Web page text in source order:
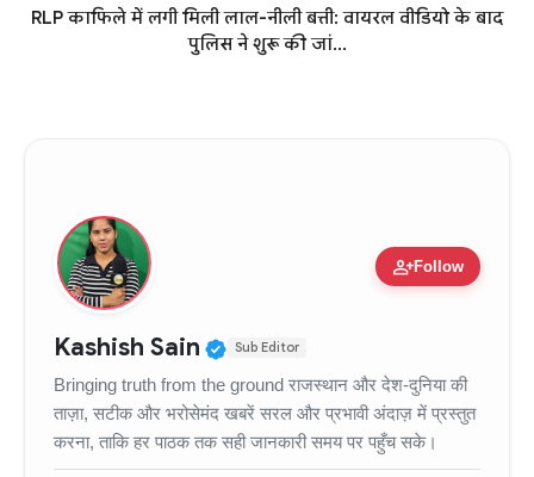
RLP काफिले में लगी मिली लाल-नीली बत्ती: वायरल वीडियो के बाद
पुलिस ने शुरू की जां...
person_addFollow
Kashish Sain Verified Public Figure •
Sub Editor
Bringing truth from the ground राजस्थान और देश-दुनिया की
ताज़ा, सटीक और भरोसेमंद खबरें सरल और प्रभावी अंदाज़ में प्रस्तुत
करना, ताकि हर पाठक तक सही जानकारी समय पर पहुँच सके।